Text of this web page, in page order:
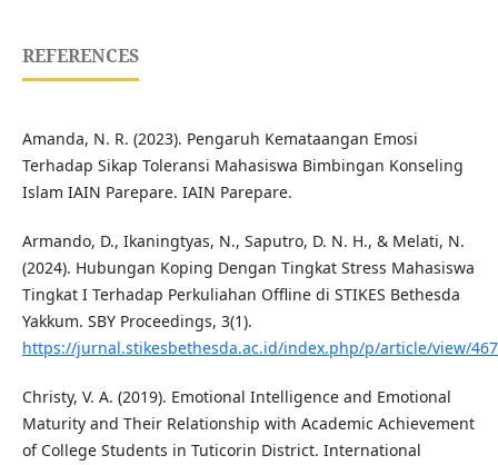
REFERENCES
Amanda, N. R. (2023). Pengaruh Kemataangan Emosi
Terhadap Sikap Toleransi Mahasiswa Bimbingan Konseling
Islam IAIN Parepare. IAIN Parepare.
Armando, D., Ikaningtyas, N., Saputro, D. N. H., & Melati, N.
(2024). Hubungan Koping Dengan Tingkat Stress Mahasiswa
Tingkat I Terhadap Perkuliahan Offline di STIKES Bethesda
Yakkum. SBY Proceedings, 3(1).
https://jurnal.stikesbethesda.ac.id/index.php/p/article/view/467
Christy, V. A. (2019). Emotional Intelligence and Emotional
Maturity and Their Relationship with Academic Achievement
of College Students in Tuticorin District. International